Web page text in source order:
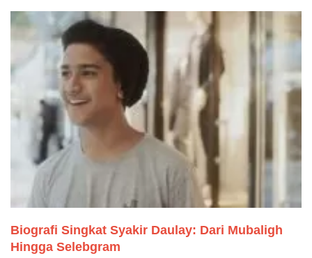
Biografi Singkat Syakir Daulay: Dari Mubaligh
Hingga Selebgram